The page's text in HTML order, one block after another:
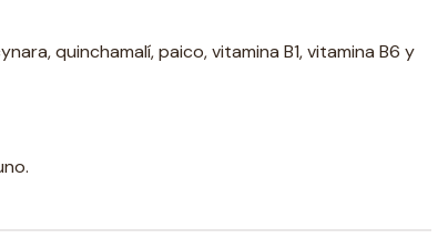
quinchamalí, paico, vitamina B1, vitamina B6 y